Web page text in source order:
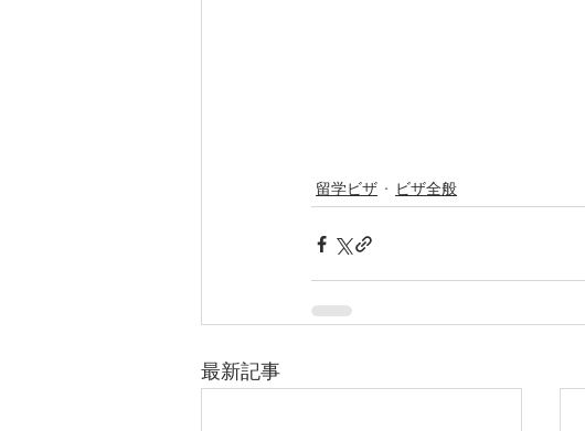
留学ビザ ビザ全般
最新記事